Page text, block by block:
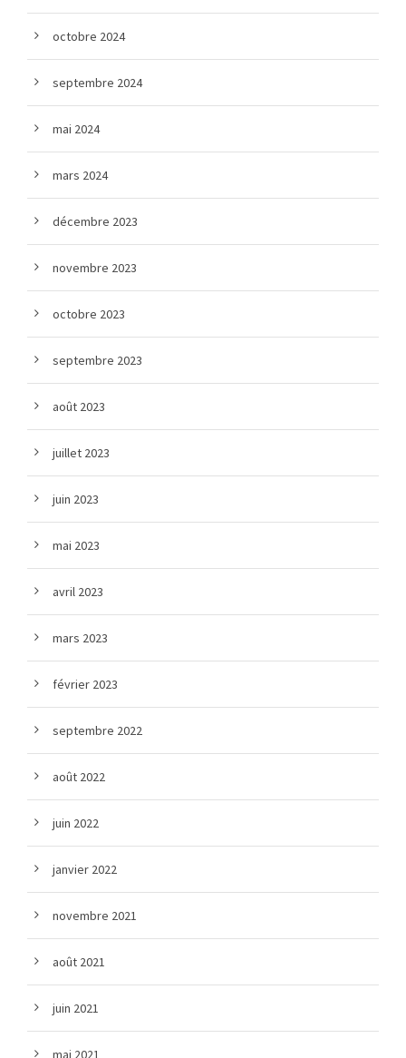
octobre 2024
septembre 2024
mai 2024
mars 2024
décembre 2023
novembre 2023
octobre 2023
septembre 2023
août 2023
juillet 2023
juin 2023
mai 2023
avril 2023
mars 2023
février 2023
septembre 2022
août 2022
juin 2022
janvier 2022
novembre 2021
août 2021
juin 2021
mai 2021